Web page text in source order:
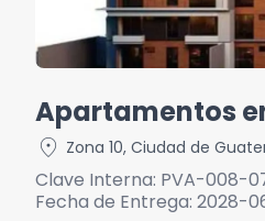
Apartamentos
location_on Zona 10, Ciudad de
Clave Interna: PVA-008-
Fecha de Entrega: 2028-